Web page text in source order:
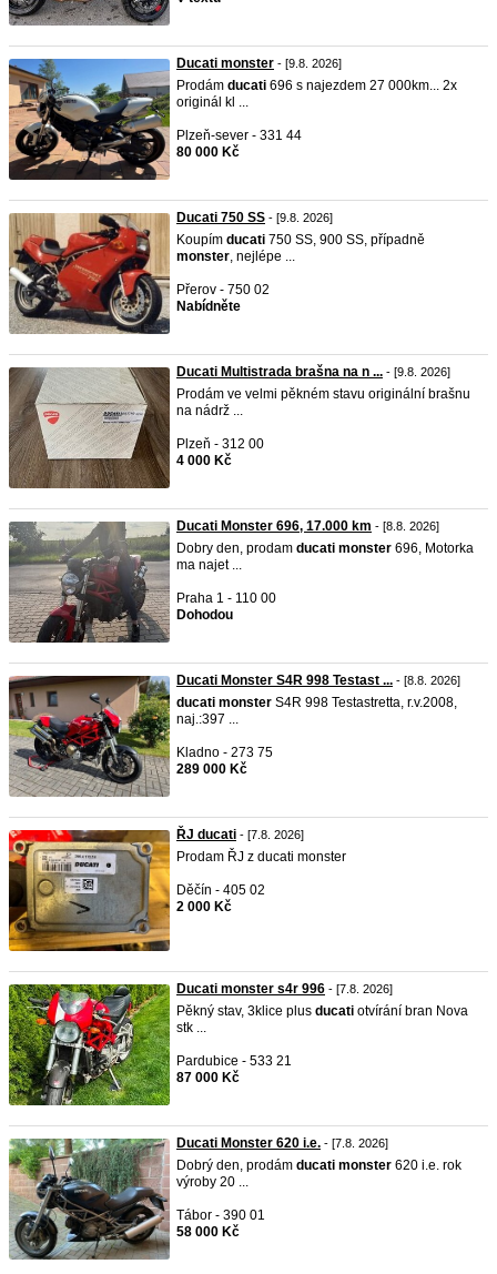
Ducati monster - [9.8. 2026]
Prodám ducati 696 s najezdem 27 000km... 2x
originál kl ...
Plzeň-sever - 331 44
80 000 Kč
Ducati 750 SS - [9.8. 2026]
Koupím ducati 750 SS, 900 SS, případně
monster, nejlépe ...
Přerov - 750 02
Nabídněte
Ducati Multistrada brašna na n ... - [9.8. 2026]
Prodám ve velmi pěkném stavu originální brašnu
na nádrž ...
Plzeň - 312 00
4 000 Kč
Ducati Monster 696, 17.000 km - [8.8. 2026]
Dobry den, prodam ducati monster 696, Motorka
ma najet ...
Praha 1 - 110 00
Dohodou
Ducati Monster S4R 998 Testast ... - [8.8. 2026]
ducati monster S4R 998 Testastretta, r.v.2008,
naj.:397 ...
Kladno - 273 75
289 000 Kč
ŘJ ducati - [7.8. 2026]
Prodam ŘJ z ducati monster
Děčín - 405 02
2 000 Kč
Ducati monster s4r 996 - [7.8. 2026]
Pěkný stav, 3klice plus ducati otvírání bran Nova
stk ...
Pardubice - 533 21
87 000 Kč
Ducati Monster 620 i.e. - [7.8. 2026]
Dobrý den, prodám ducati monster 620 i.e. rok
výroby 20 ...
Tábor - 390 01
58 000 Kč